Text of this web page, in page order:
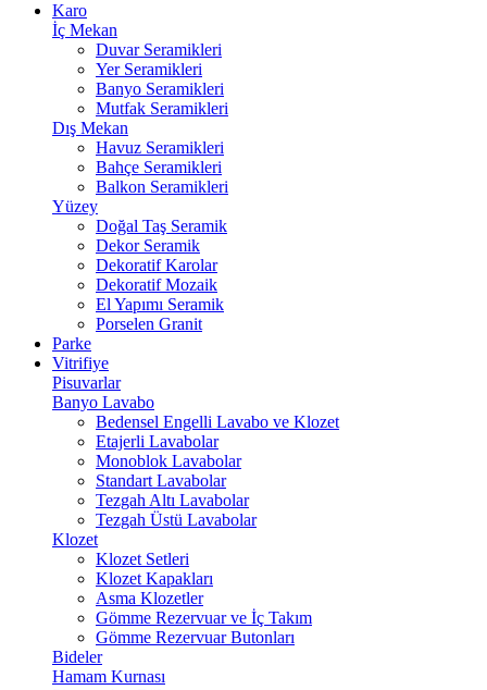
Karo
İç Mekan
Duvar Seramikleri
Yer Seramikleri
Banyo Seramikleri
Mutfak Seramikleri
Dış Mekan
Havuz Seramikleri
Bahçe Seramikleri
Balkon Seramikleri
Yüzey
Doğal Taş Seramik
Dekor Seramik
Dekoratif Karolar
Dekoratif Mozaik
El Yapımı Seramik
Porselen Granit
Parke
Vitrifiye
Pisuvarlar
Banyo Lavabo
Bedensel Engelli Lavabo ve Klozet
Etajerli Lavabolar
Monoblok Lavabolar
Standart Lavabolar
Tezgah Altı Lavabolar
Tezgah Üstü Lavabolar
Klozet
Klozet Setleri
Klozet Kapakları
Asma Klozetler
Gömme Rezervuar ve İç Takım
Gömme Rezervuar Butonları
Bideler
Hamam Kurnası